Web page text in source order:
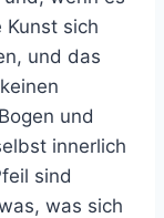
sich
und das
und
innerlich
sind
was sich